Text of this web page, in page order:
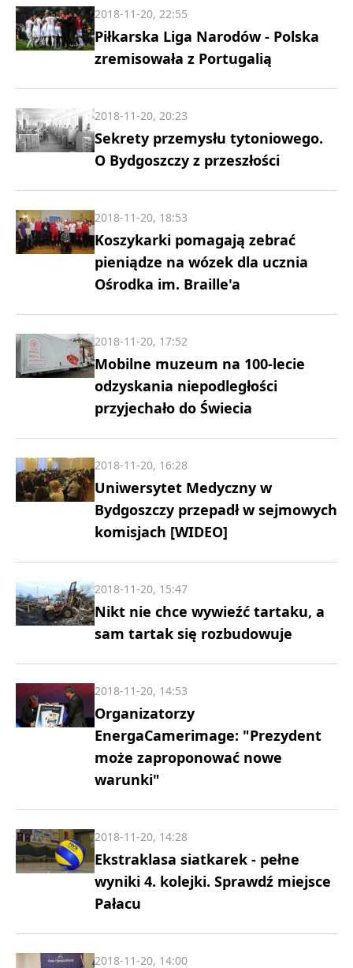
Piłkarska Liga Narodów - Polska
zremisowała z Portugalią
2018-11-20, 22:55
Sekrety przemysłu tytoniowego.
O Bydgoszczy z przeszłości
2018-11-20, 20:23
Koszykarki pomagają zebrać
pieniądze na wózek dla ucznia
Ośrodka im. Braille'a
2018-11-20, 18:53
Mobilne muzeum na 100-lecie
odzyskania niepodległości
przyjechało do Świecia
2018-11-20, 17:52
Uniwersytet Medyczny w
Bydgoszczy przepadł w sejmowych
komisjach [WIDEO]
2018-11-20, 16:28
Nikt nie chce wywieźć tartaku, a
sam tartak się rozbudowuje
2018-11-20, 15:47
Organizatorzy
EnergaCamerimage: "Prezydent
może zaproponować nowe
warunki"
2018-11-20, 14:53
Ekstraklasa siatkarek - pełne
wyniki 4. kolejki. Sprawdź miejsce
Pałacu
2018-11-20, 14:28
2018-11-20, 14:00